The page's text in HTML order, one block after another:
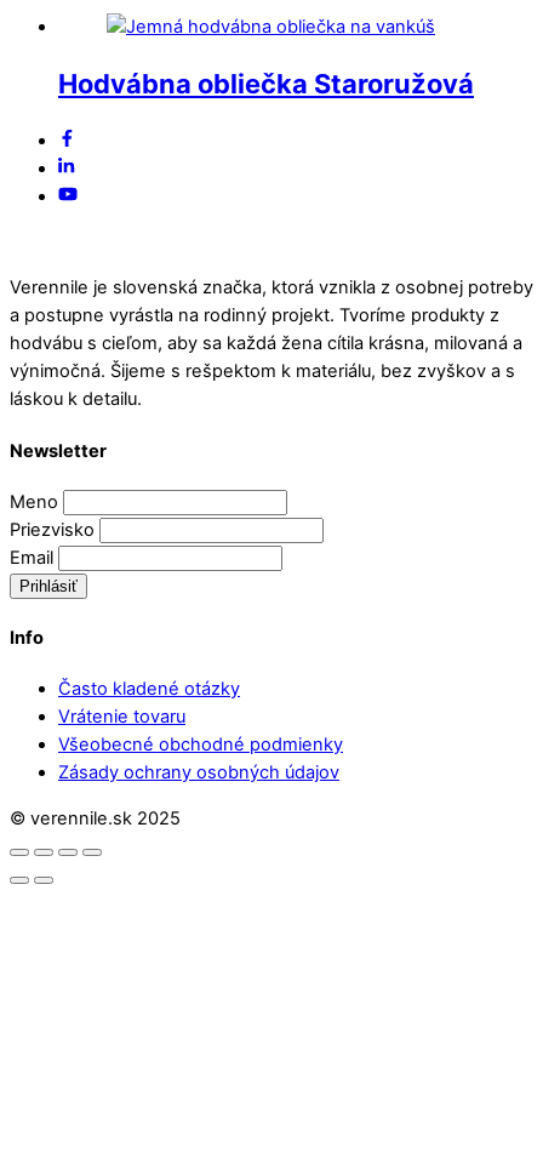
Hodvábna obliečka Staroružová
Back
Top
Linked
InYouTube
Verennile je slovenská značka, ktorá vznikla z osobnej potreby
a postupne vyrástla na rodinný projekt. Tvoríme produkty z
hodvábu s cieľom, aby sa každá žena cítila krásna, milovaná a
výnimočná. Šijeme s rešpektom k materiálu, bez zvyškov a s
láskou k detailu.
Newsletter
Meno
Priezvisko
Email
Prihlásiť
Info
Často kladené otázky
Vrátenie tovaru
Všeobecné obchodné podmienky
Zásady ochrany osobných údajov
© verennile.sk 2025